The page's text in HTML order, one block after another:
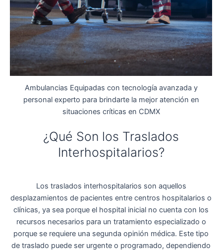
Ambulancias Equipadas con tecnología avanzada y
personal experto para brindarte la mejor atención en
situaciones críticas en CDMX
¿Qué Son los Traslados
Interhospitalarios?
Los traslados interhospitalarios son aquellos
desplazamientos de pacientes entre centros hospitalarios o
clínicas, ya sea porque el hospital inicial no cuenta con los
recursos necesarios para un tratamiento especializado o
porque se requiere una segunda opinión médica. Este tipo
de traslado puede ser urgente o programado, dependiendo